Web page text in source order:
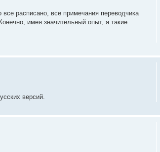
расписано, все примечания переводчика
имея значительный опыт, я такие
версий.